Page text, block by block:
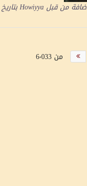
من قبلHowiyyaبتاريخ
من 6٬033